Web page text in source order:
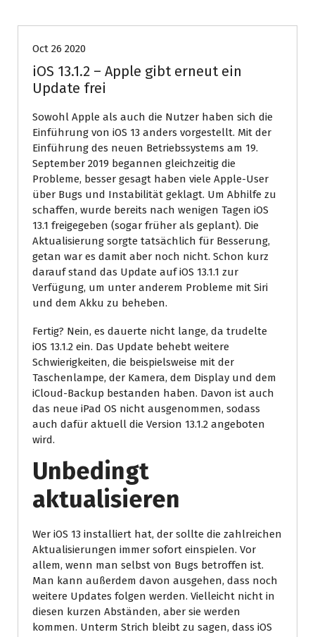
Oct 26 2020
iOS 13.1.2 – Apple gibt erneut ein
Update frei
Sowohl Apple als auch die Nutzer haben sich die
Einführung von iOS 13 anders vorgestellt. Mit der
Einführung des neuen Betriebssystems am 19.
September 2019 begannen gleichzeitig die
Probleme, besser gesagt haben viele Apple-User
über Bugs und Instabilität geklagt. Um Abhilfe zu
schaffen, wurde bereits nach wenigen Tagen iOS
13.1 freigegeben (sogar früher als geplant). Die
Aktualisierung sorgte tatsächlich für Besserung,
getan war es damit aber noch nicht. Schon kurz
darauf stand das Update auf iOS 13.1.1 zur
Verfügung, um unter anderem Probleme mit Siri
und dem Akku zu beheben.
Fertig? Nein, es dauerte nicht lange, da trudelte
iOS 13.1.2 ein. Das Update behebt weitere
Schwierigkeiten, die beispielsweise mit der
Taschenlampe, der Kamera, dem Display und dem
iCloud-Backup bestanden haben. Davon ist auch
das neue iPad OS nicht ausgenommen, sodass
auch dafür aktuell die Version 13.1.2 angeboten
wird.
Unbedingt
aktualisieren
Wer iOS 13 installiert hat, der sollte die zahlreichen
Aktualisierungen immer sofort einspielen. Vor
allem, wenn man selbst von Bugs betroffen ist.
Man kann außerdem davon ausgehen, dass noch
weitere Updates folgen werden. Vielleicht nicht in
diesen kurzen Abständen, aber sie werden
kommen. Unterm Strich bleibt zu sagen, dass iOS